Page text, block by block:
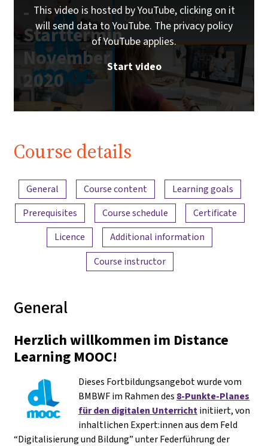
-
Starttermin
November
2020
This video is hosted by YouTube, clicking on it
will send data to YouTube. The privacy policy
of YouTube applies.
Start video
Course details
Content overview
General Course content
Learning goals
Prerequisites
Course schedule
Certificate
Licence
Additional information
Course instructor
General
Herzlich willkommen im Distance
Learning MOOC!
Dieses Fortbildungsangebot wurde vom
BMBWF im Rahmen des 8-Punkte-Planes
für den digitalen Unterrichtinitiiert, von
inhaltlichen Expert:innen aus dem Feld
“Digitalisierung und Bildung” unter Federführung der